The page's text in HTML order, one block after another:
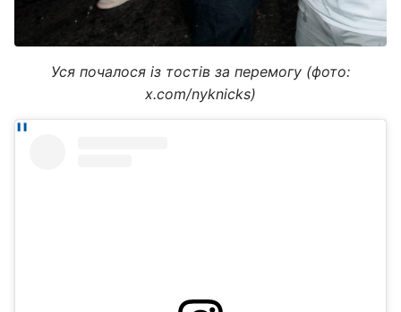
Уся почалося із тостів за перемогу (фото:
x.com/nyknicks)